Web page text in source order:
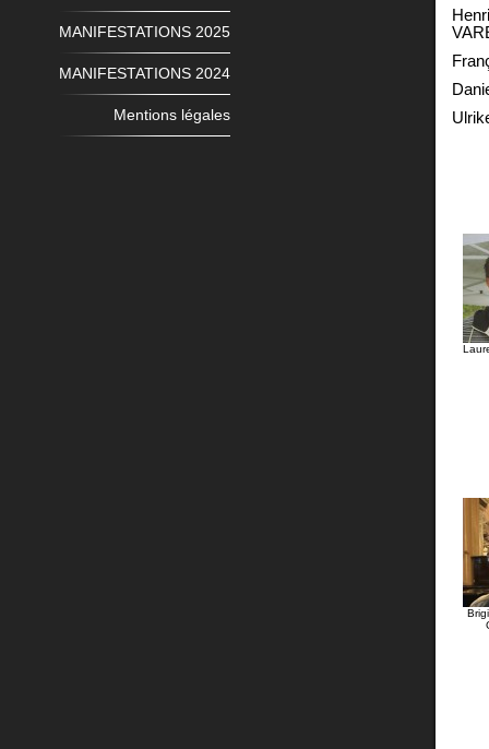
MANIFESTATIONS 2025
MANIFESTATIONS 2024
Mentions légales